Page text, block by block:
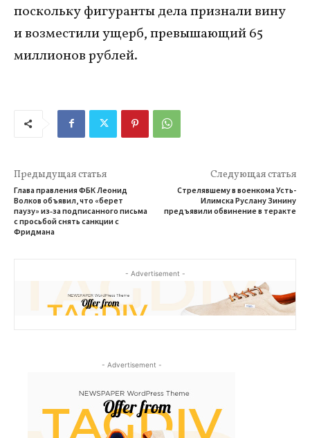
поскольку фигуранты дела признали вину
и возместили ущерб, превышающий 65
миллионов рублей.
Предыдущая статья
Глава правления ФБК Леонид
Волков объявил, что «берет
паузу» из‑за подписанного письма
с просьбой снять санкции с
Фридмана
Следующая статья
Стрелявшему в военкома Усть-
Илимска Руслану Зинину
предъявили обвинение в теракте
- Advertisement -
- Advertisement -